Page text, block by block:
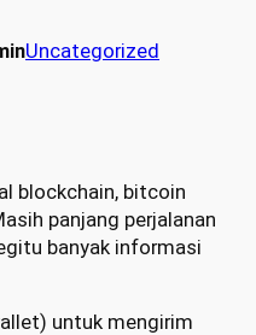
Uncategorized
blockchain, bitcoin
panjang perjalanan
banyak informasi
untuk mengirim